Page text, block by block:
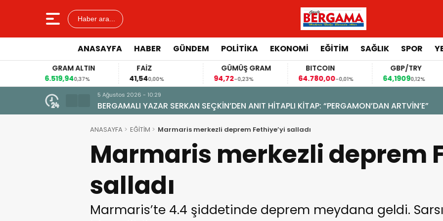
Haber ara...
ANASAYFA HABER GÜNDEM POLİTİKA EKONOMİ EĞİTİM SAĞLIK SPOR
GRAM ALTIN
6.519,940,37%
FAİZ
41,540,00%
GÜMÜŞ GRAM
94,72-0,23%
BITCOIN
64.780,00-0,01%
GBP/TRY
64,19090,12%
5 Ağustos 2026 - 10:29
BERGAMALI YAZAR SERKAN SEÇKİN’DEN ANIT HİTAPLI KİTAP: “PERGAMON’DAN ARTVİN’E”
ANASAYFA EĞİTİM Marmaris merkezli deprem Fethiye’yi salladı
Marmaris merkezli deprem
salladı
Marmaris’te 4.4 şiddetinde deprem meydana geldi.